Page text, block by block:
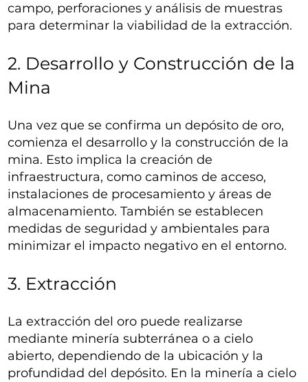
campo, perforaciones y análisis de muestras
para determinar la viabilidad de la extracción.
2. Desarrollo y Construcción de la
Mina
Una vez que se confirma un depósito de oro,
comienza el desarrollo y la construcción de la
mina. Esto implica la creación de
infraestructura, como caminos de acceso,
instalaciones de procesamiento y áreas de
almacenamiento. También se establecen
medidas de seguridad y ambientales para
minimizar el impacto negativo en el entorno.
3. Extracción
La extracción del oro puede realizarse
mediante minería subterránea o a cielo
abierto, dependiendo de la ubicación y la
profundidad del depósito. En la minería a cielo